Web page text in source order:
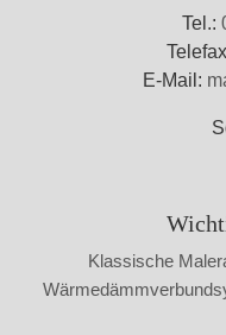
Tel.:
E-Mail:
Klassische